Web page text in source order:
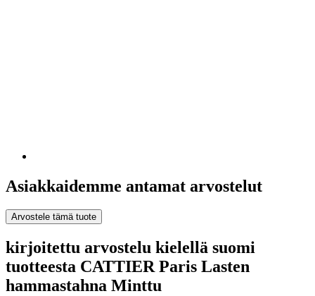
Asiakkaidemme antamat arvostelut
Arvostele tämä tuote
kirjoitettu arvostelu kielellä suomi
tuotteesta CATTIER Paris Lasten
hammastahna Minttu